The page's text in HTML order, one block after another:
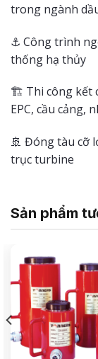
trong ngành
⚓ Công trình
thống hạ thủy
🏗️ Thi công kết
EPC, cầu cảng,
🚢 Đóng tàu cỡ
trục turbine
Sản phẩm